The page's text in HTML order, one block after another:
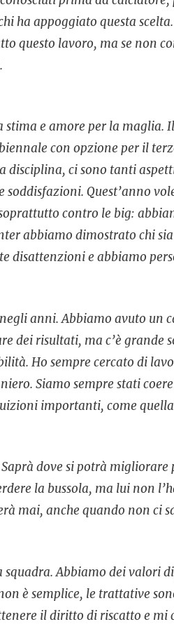
ha appoggiato questa
questo lavoro, ma se non
stima e amore per la
con opzione per il
disciplina, ci sono tanti
Quest’anno
contro le big:
abbiamo dimostrato chi
disattenzioni e abbiamo
anni. Abbiamo avuto un
dei risultati, ma c’è grande
Ho sempre cercato di
Siamo sempre stati
importanti, come
dove si potrà
la bussola, ma lui non
mai, anche quando non ci
Abbiamo dei valori
è semplice, le trattative
il diritto di riscatto e mi